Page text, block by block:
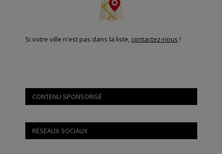
Si votre ville n'est pas dans la liste, contactez-nous !
CONTENU SPONSORISÉ
RÉSEAUX SOCIAUX